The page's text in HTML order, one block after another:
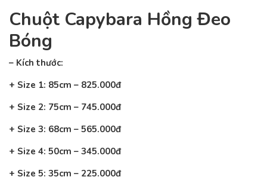
Chuột Capybara Hồng Đeo
Bóng
– Kích thước:
+ Size 1: 85cm – 825.000đ
+ Size 2: 75cm – 745.000đ
+ Size 3: 68cm – 565.000đ
+ Size 4: 50cm – 345.000đ
+ Size 5: 35cm – 225.000đ